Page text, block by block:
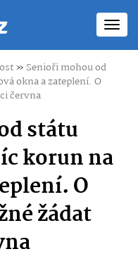
» Senioři mohou od
okna a zateplení. O
června
státu
korun na
O
žádat